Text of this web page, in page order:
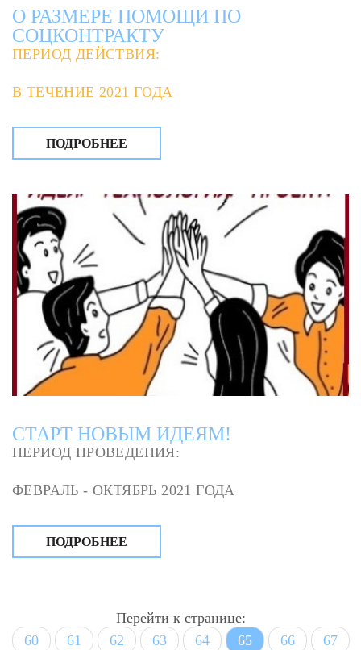
О РАЗМЕРЕ ПОМОЩИ ПО
СОЦКОНТРАКТУ
ПЕРИОД ДЕЙСТВИЯ:
В ТЕЧЕНИЕ 2021 ГОДА
ПОДРОБНЕЕ
СТАРТ НОВЫМ ИДЕЯМ!
ПЕРИОД ПРОВЕДЕНИЯ:
ФЕВРАЛЬ - ОКТЯБРЬ 2021 ГОДА
ПОДРОБНЕЕ
Перейти к странице:
60
61 62 63 64 65 66
67